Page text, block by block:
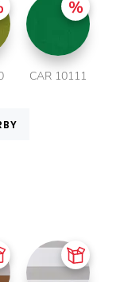
CAR 10111